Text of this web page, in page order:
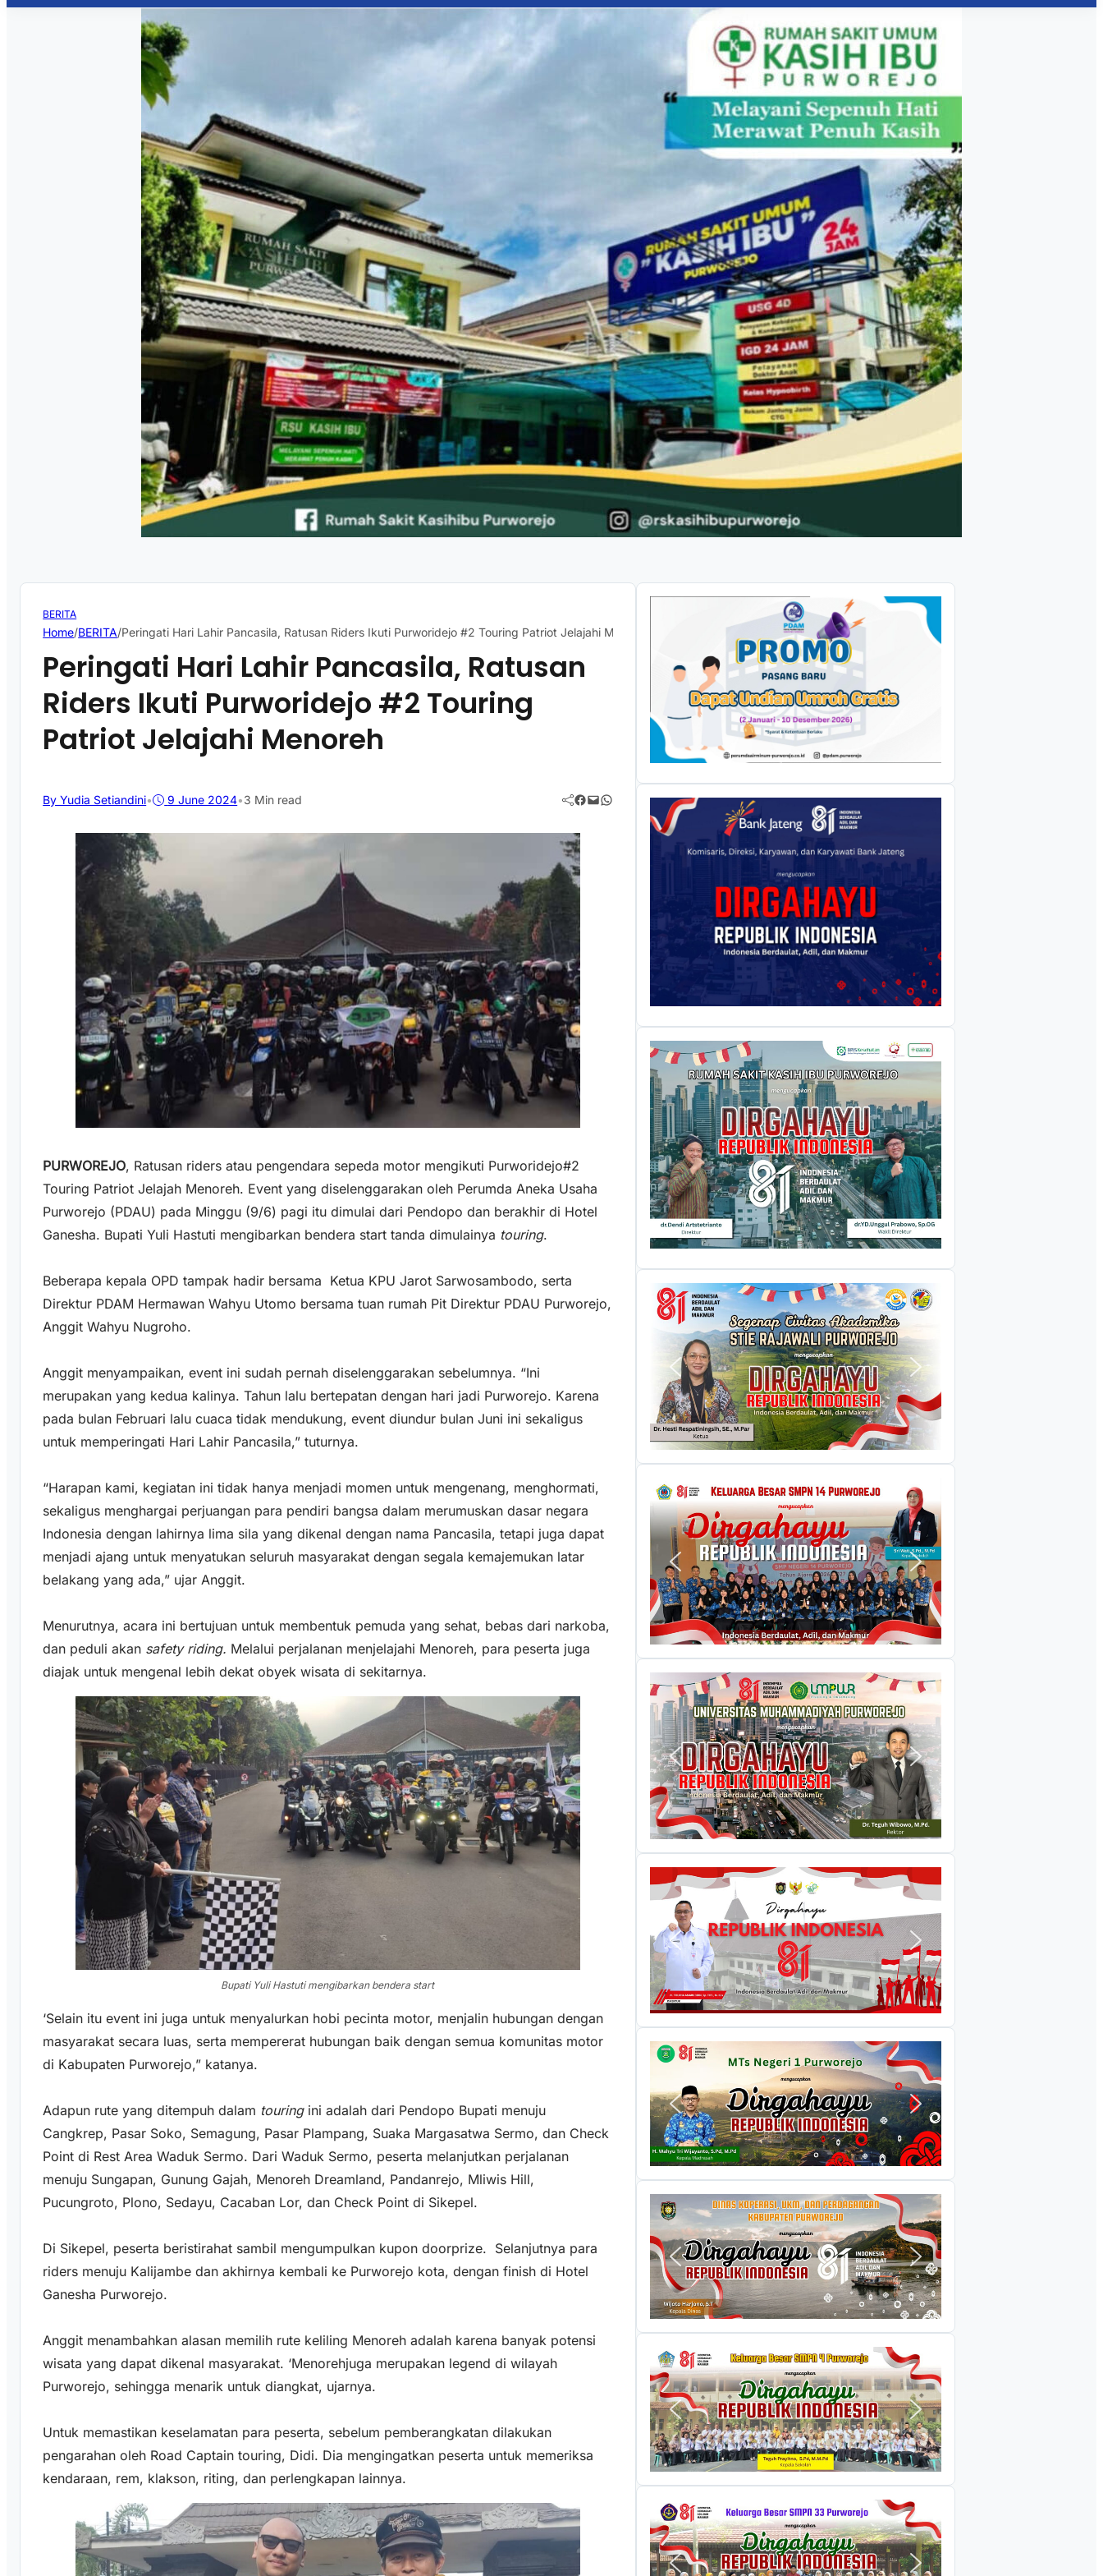
BERITA
Home/BERITA/Peringati Hari Lahir Pancasila, Ratusan Riders Ikuti Purworidejo #2 Touring Patriot Jelajahi Menoreh
Peringati Hari Lahir Pancasila, Ratusan
Riders Ikuti Purworidejo #2 Touring
Patriot Jelajahi Menoreh
By Yudia Setiandini• 9 June 2024•3 Min read Facebook Mail WhatsApp
PURWOREJO, Ratusan riders atau pengendara sepeda motor mengikuti Purworidejo#2
Touring Patriot Jelajah Menoreh. Event yang diselenggarakan oleh Perumda Aneka Usaha
Purworejo (PDAU) pada Minggu (9/6) pagi itu dimulai dari Pendopo dan berakhir di Hotel
Ganesha. Bupati Yuli Hastuti mengibarkan bendera start tanda dimulainya touring.
Beberapa kepala OPD tampak hadir bersama Ketua KPU Jarot Sarwosambodo, serta
Direktur PDAM Hermawan Wahyu Utomo bersama tuan rumah Pit Direktur PDAU Purworejo,
Anggit Wahyu Nugroho.
Anggit menyampaikan, event ini sudah pernah diselenggarakan sebelumnya. “Ini
merupakan yang kedua kalinya. Tahun lalu bertepatan dengan hari jadi Purworejo. Karena
pada bulan Februari lalu cuaca tidak mendukung, event diundur bulan Juni ini sekaligus
untuk memperingati Hari Lahir Pancasila,” tuturnya.
“Harapan kami, kegiatan ini tidak hanya menjadi momen untuk mengenang, menghormati,
sekaligus menghargai perjuangan para pendiri bangsa dalam merumuskan dasar negara
Indonesia dengan lahirnya lima sila yang dikenal dengan nama Pancasila, tetapi juga dapat
menjadi ajang untuk menyatukan seluruh masyarakat dengan segala kemajemukan latar
belakang yang ada,” ujar Anggit.
Menurutnya, acara ini bertujuan untuk membentuk pemuda yang sehat, bebas dari narkoba,
dan peduli akan safety riding. Melalui perjalanan menjelajahi Menoreh, para peserta juga
diajak untuk mengenal lebih dekat obyek wisata di sekitarnya.
Bupati Yuli Hastuti mengibarkan bendera start
‘Selain itu event ini juga untuk menyalurkan hobi pecinta motor, menjalin hubungan dengan
masyarakat secara luas, serta mempererat hubungan baik dengan semua komunitas motor
di Kabupaten Purworejo,” katanya.
Adapun rute yang ditempuh dalam touringini adalah dari Pendopo Bupati menuju
Cangkrep, Pasar Soko, Semagung, Pasar Plampang, Suaka Margasatwa Sermo, dan Check
Point di Rest Area Waduk Sermo. Dari Waduk Sermo, peserta melanjutkan perjalanan
menuju Sungapan, Gunung Gajah, Menoreh Dreamland, Pandanrejo, Mliwis Hill,
Pucungroto, Plono, Sedayu, Cacaban Lor, dan Check Point di Sikepel.
Di Sikepel, peserta beristirahat sambil mengumpulkan kupon doorprize. Selanjutnya para
riders menuju Kalijambe dan akhirnya kembali ke Purworejo kota, dengan finish di Hotel
Ganesha Purworejo.
Anggit menambahkan alasan memilih rute keliling Menoreh adalah karena banyak potensi
wisata yang dapat dikenal masyarakat. ‘Menorehjuga merupakan legend di wilayah
Purworejo, sehingga menarik untuk diangkat, ujarnya.
Untuk memastikan keselamatan para peserta, sebelum pemberangkatan dilakukan
pengarahan oleh Road Captain touring, Didi. Dia mengingatkan peserta untuk memeriksa
kendaraan, rem, klakson, riting, dan perlengkapan lainnya.